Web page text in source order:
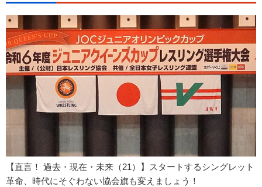
【直言！ 過去・現在・未来（21）】スタートするシングレット
革命、時代にそぐわない協会旗も変えましょう！